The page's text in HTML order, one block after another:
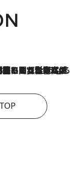
ルムズ海峡封鎖による影響はいつまで続く？《エネルギー専門家に聞く“どうなる日本の暮らし”》